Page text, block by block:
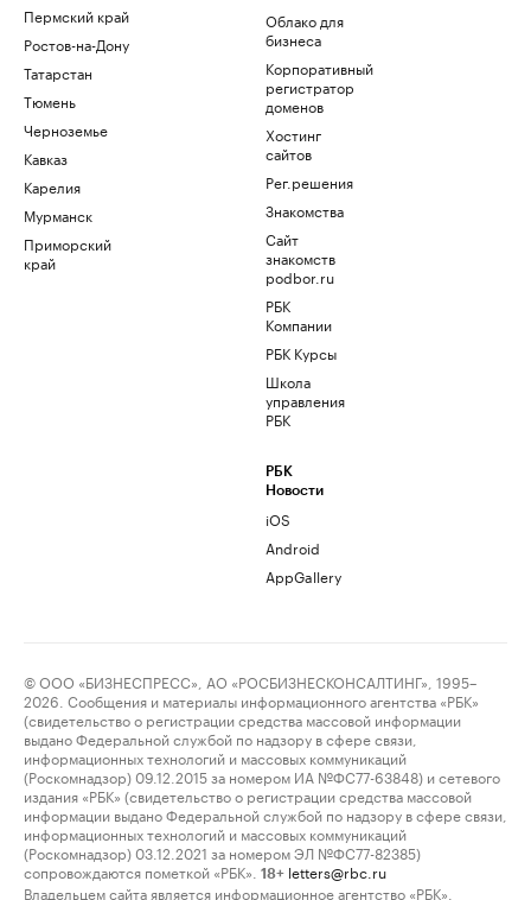
Пермский край
Ростов-на-Дону
Татарстан
Тюмень
Черноземье
Кавказ
Карелия
Мурманск
Приморский
край
Облако для
бизнеса
Корпоративный
регистратор
доменов
Хостинг
сайтов
Рег.решения
Знакомства
Сайт
знакомств
podbor.ru
РБК
Компании
РБК Курсы
Школа
управления
РБК
РБК
Новости
iOS
Android
AppGallery
© ООО «БИЗНЕСПРЕСС», АО «РОСБИЗНЕСКОНСАЛТИНГ», 1995–
2026. Сообщения и материалы информационного агентства «РБК»
(свидетельство о регистрации средства массовой информации
выдано Федеральной службой по надзору в сфере связи,
информационных технологий и массовых коммуникаций
(Роскомнадзор) 09.12.2015 за номером ИА №ФС77-63848) и сетевого
издания «РБК» (свидетельство о регистрации средства массовой
информации выдано Федеральной службой по надзору в сфере связи,
информационных технологий и массовых коммуникаций
(Роскомнадзор) 03.12.2021 за номером ЭЛ №ФС77-82385)
сопровождаются пометкой «РБК».
18+ letters@rbc.ru
Владельцем сайта является информационное агентство «РБК».